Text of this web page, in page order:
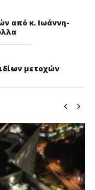
από κ. Ιωάννη-
μετοχών